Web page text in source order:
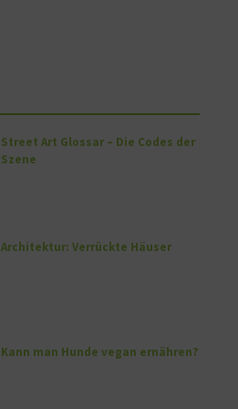
Street Art Glossar – Die Codes der
Szene
Architektur: Verrückte Häuser
Kann man Hunde vegan ernähren?